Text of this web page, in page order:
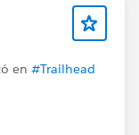
en #Trailhead